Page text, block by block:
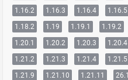
1.16.2
1.16.3 1.16.4 1.16.5
1.18.2
1.19 1.19.1 1.19.2
1.20.1
1.20.2 1.20.3 1.20.4
1.21.2
1.21.3 1.21.4 1.21.5
1.21.9
1.21.10 1.21.11 26.1